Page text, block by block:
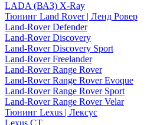
LADA (ВАЗ) X-Ray
Тюнинг Land Rover | Ленд Ровер
Land-Rover Defender
Land-Rover Discovery
Land-Rover Discovery Sport
Land-Rover Freelander
Land-Rover Range Rover
Land-Rover Range Rover Evoque
Land-Rover Range Rover Sport
Land-Rover Range Rover Velar
Тюнинг Lexus | Лексус
Lexus CT